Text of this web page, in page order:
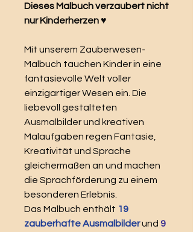
Dieses Malbuch verzaubert nicht
nur Kinderherzen ♥
Mit unserem Zauberwesen-
Malbuch tauchen Kinder in eine
fantasievolle Welt voller
einzigartiger Wesen ein. Die
liebevoll gestalteten
Ausmalbilder und kreativen
Malaufgaben regen Fantasie,
Kreativität und Sprache
gleichermaßen an und machen
die Sprachförderung zu einem
besonderen Erlebnis.
Das Malbuch enthält 19
zauberhafte Ausmalbilderund 9